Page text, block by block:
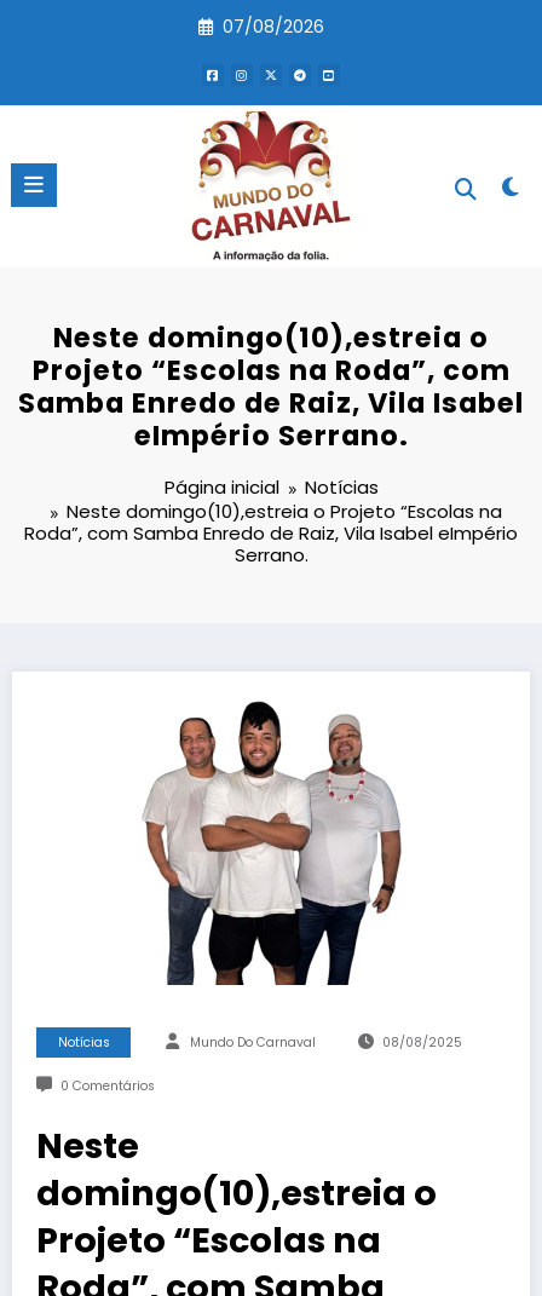
07/08/2026
Neste domingo(10),estreia o
Projeto “Escolas na Roda”, com
Samba Enredo de Raiz, Vila Isabel
eImpério Serrano.
Página inicial
Notícias
Neste domingo(10),estreia o Projeto “Escolas na
Roda”, com Samba Enredo de Raiz, Vila Isabel eImpério
Serrano.
Notícias Mundo Do Carnaval 08/08/2025
0 Comentários
Neste
domingo(10),estreia o
Projeto “Escolas na